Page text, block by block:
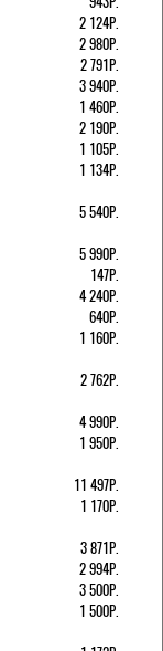
2 124Р.
2 980Р.
2 791Р.
3 940Р.
1 460Р.
2 190Р.
1 105Р.
1 134Р.
5 540Р.
5 990Р.
147Р.
4 240Р.
640Р.
1 160Р.
2 762Р.
4 990Р.
1 950Р.
11 497Р.
1 170Р.
3 871Р.
2 994Р.
3 500Р.
1 500Р.